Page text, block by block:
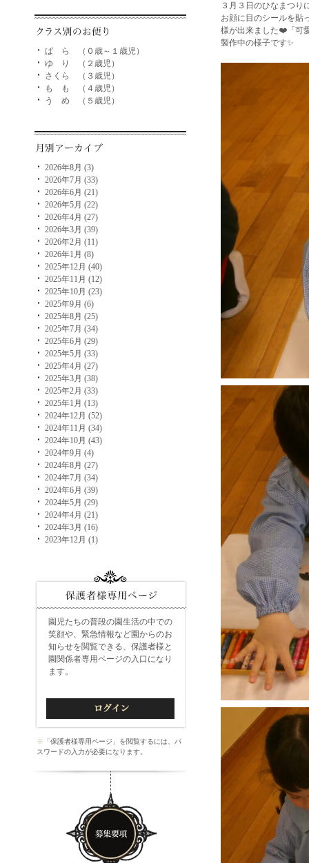
ば ら （０歳～１歳児）
ゆ り （２歳児）
さくら （３歳児）
も も （４歳児）
う め （５歳児）
2026年8月 (3)
2026年7月 (33)
2026年6月 (21)
2026年5月 (22)
2026年4月 (27)
2026年3月 (39)
2026年2月 (11)
2026年1月 (8)
2025年12月 (40)
2025年11月 (12)
2025年10月 (23)
2025年9月 (6)
2025年8月 (25)
2025年7月 (34)
2025年6月 (29)
2025年5月 (33)
2025年4月 (27)
2025年3月 (38)
2025年2月 (33)
2025年1月 (13)
2024年12月 (52)
2024年11月 (34)
2024年10月 (43)
2024年9月 (4)
2024年8月 (27)
2024年7月 (34)
2024年6月 (39)
2024年5月 (29)
2024年4月 (21)
2024年3月 (16)
2023年12月 (1)
園児たちの普段の園生活の中での
笑顔や、緊急情報など園からのお
知らせを閲覧できる、保護者様と
園関係者専用ページの入口になり
ます。
※ 「保護者様専用ページ」を閲覧するには、パ
スワードの入力が必要になります。
３月３日のひなまつり
お顔に目のシールを貼
様が出来ました❤️「可
製作中の様子です✨